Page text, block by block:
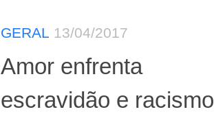
GERAL 13/04/2017
Amor enfrenta
escravidão e racismo